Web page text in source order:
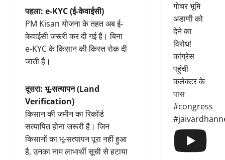
पहला: e-KYC (ई-केवाईसी)
PM Kisan योजना के तहत अब ई-
केवाईसी जरूरी कर दी गई है। बिना
e-KYC के किसान की किस्त रोक दी
जाती है।
दूसरा: भू-सत्यापन (Land
Verification)
किसान की जमीन का रिकॉर्ड
सत्यापित होना जरूरी है। जिन
किसानों का भू-सत्यापन पूरा नहीं हुआ
है, उनका नाम लाभार्थी सूची से हटाया
गोचर भूमि
अडाणी को
देने का
विरोध!
कांग्रेस
पहुंची
कलेक्टर के
पास
#congress